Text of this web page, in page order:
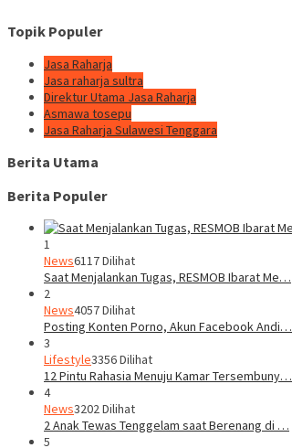
Topik Populer
Jasa Raharja
Jasa raharja sultra
Direktur Utama Jasa Raharja
Asmawa tosepu
Jasa Raharja Sulawesi Tenggara
Berita Utama
Berita Populer
1
News6117 Dilihat
Saat Menjalankan Tugas, RESMOB Ibarat Me…
2
News4057 Dilihat
Posting Konten Porno, Akun Facebook Andi…
3
Lifestyle3356 Dilihat
12 Pintu Rahasia Menuju Kamar Tersembuny…
4
News3202 Dilihat
2 Anak Tewas Tenggelam saat Berenang di …
5